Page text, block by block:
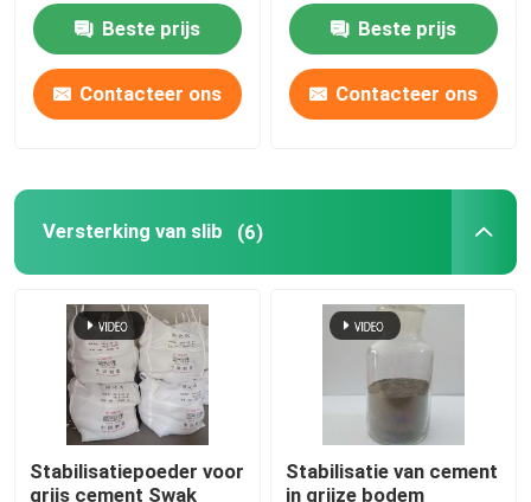
Versterking van slib
Vloeibare bodemstabilisator
Stofschutter
Natriumsilicaat van waterglas
Additief voor onderwaterbeton
Lithiumsilicaat
bodemstabilisatie
Beste prijs
Contacteer ons
Beste prijs
Contacteer ons
Versterking van slib (6)
Stabilisatiepoeder voor
grijs cement Swak
Stabilisatie van cement
in grijze bodem